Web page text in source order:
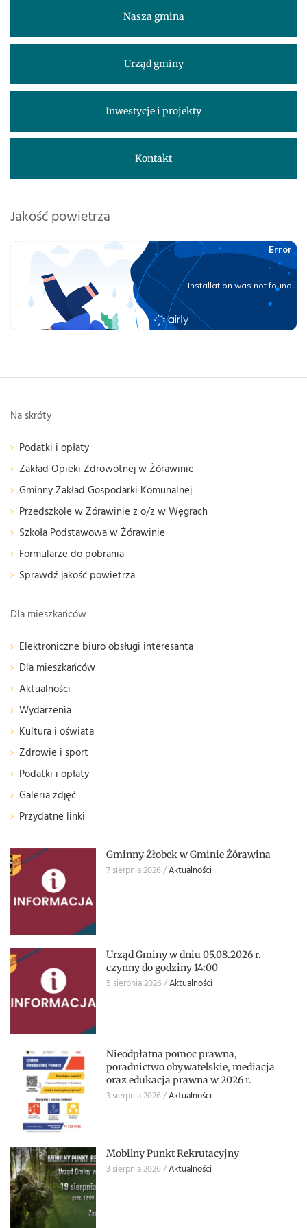
Nasza gmina
Urząd gminy
Inwestycje i projekty
Kontakt
Jakość powietrza
Na skróty
Podatki i opłaty
Zakład Opieki Zdrowotnej w Żórawinie
Gminny Zakład Gospodarki Komunalnej
Przedszkole w Żórawinie z o/z w Węgrach
Szkoła Podstawowa w Żórawinie
Formularze do pobrania
Sprawdź jakość powietrza
Dla mieszkańców
Elektroniczne biuro obsługi interesanta
Dla mieszkańców
Aktualności
Wydarzenia
Kultura i oświata
Zdrowie i sport
Podatki i opłaty
Galeria zdjęć
Przydatne linki
Gminny Żłobek w Gminie Żórawina
7 sierpnia 2026 Aktualności
Urząd Gminy w dniu 05.08.2026 r.
czynny do godziny 14:00
5 sierpnia 2026 Aktualności
Nieodpłatna pomoc prawna,
poradnictwo obywatelskie, mediacja
oraz edukacja prawna w 2026 r.
3 sierpnia 2026 Aktualności
Mobilny Punkt Rekrutacyjny
3 sierpnia 2026 Aktualności